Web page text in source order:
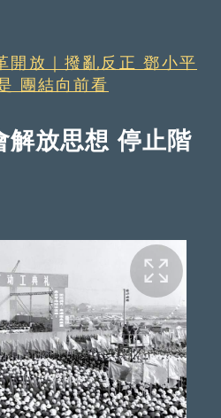
開放｜撥亂反正 鄧小平
團結向前看
解放思想 停止階